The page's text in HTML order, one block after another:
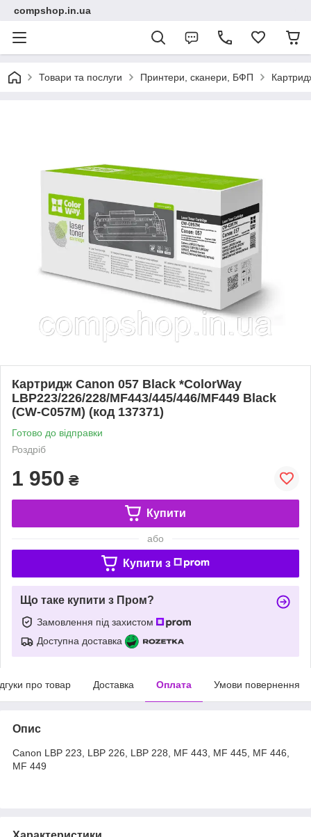
compshop.in.ua
Товари та послуги Принтери, сканери, БФП
Картридж Canon 057 Black *ColorWay
LBP223/226/228/MF443/445/446/MF449 Black
(CW-C057M) (код 137371)
Готово до відправки
Роздріб
1 950 ₴
Купити
або
Купити з
Що таке купити з Пром?
Замовлення під захистом
Доступна доставка
про товар Доставка Оплата Умови повернення
Опис
Canon LBP 223, LBP 226, LBP 228, MF 443, MF 445, MF 446,
MF 449